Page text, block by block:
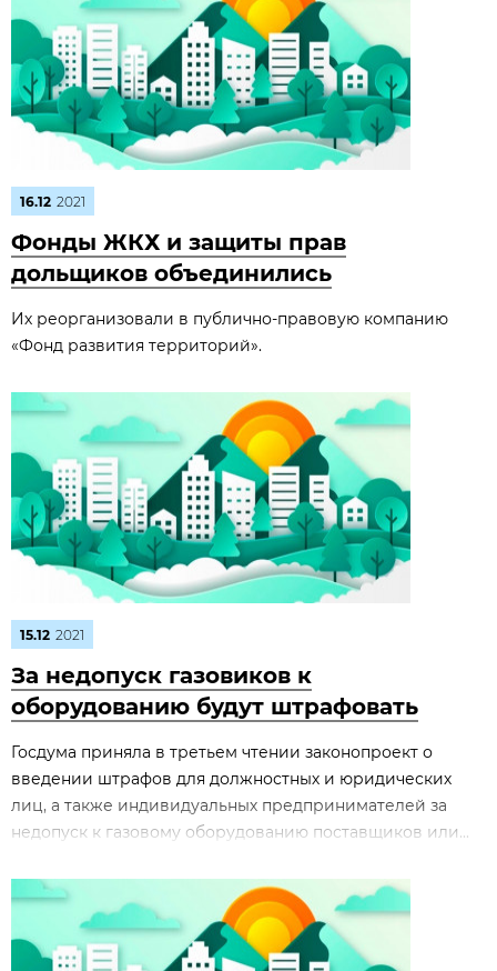
16.12 2021
Фонды ЖКХ и защиты прав
дольщиков объединились
Их реорганизовали в публично-правовую компанию
«Фонд развития территорий».
15.12 2021
За недопуск газовиков к
оборудованию будут штрафовать
Госдума приняла в третьем чтении законопроект о
введении штрафов для должностных и юридических
лиц, а также индивидуальных предпринимателей за
недопуск к газовому оборудованию поставщиков или...